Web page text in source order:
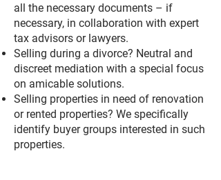
all the necessary documents – if
necessary, in collaboration with expert
tax advisors or lawyers.
Selling during a divorce? Neutral and
discreet mediation with a special focus
on amicable solutions.
Selling properties in need of renovation
or rented properties? We specifically
identify buyer groups interested in such
properties.